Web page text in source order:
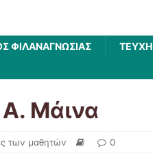
ΦΙΛΑΝΑΓΝΩΣΊΑΣ ΤΕΥΧΗ
Μάινα
των μαθητών 0